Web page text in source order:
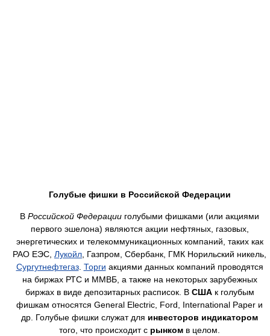
Голубые фишки в Российской Федерации
В Российской Федерации голубыми фишками (или акциями
первого эшелона) являются акции нефтяных, газовых,
энергетических и телекоммуникационных компаний, таких как
РАО ЕЭС, Лукойл , Газпром, Сбербанк, ГМК Норильский никель,
Сургутнефтегаз. Торги акциями данных компаний проводятся
на биржах РТС и ММВБ, а также на некоторых зарубежных
биржах в виде депозитарных расписок. В СШАк голубым
фишкам относятся General Electric, Ford, International Paper и
др. Голубые фишки служат для инвесторов индикатором
того, что происходит с рынком в целом.